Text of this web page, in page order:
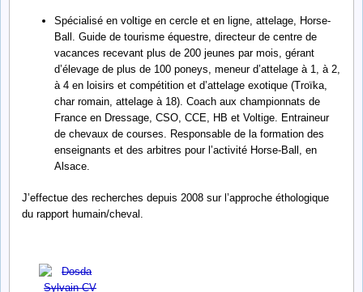
Spécialisé en voltige en cercle et en ligne, attelage, Horse-
Ball. Guide de tourisme équestre, directeur de centre de
vacances recevant plus de 200 jeunes par mois, gérant
d’élevage de plus de 100 poneys, meneur d’attelage à 1, à 2,
à 4 en loisirs et compétition et d’attelage exotique (Troïka,
char romain, attelage à 18). Coach aux championnats de
France en Dressage, CSO, CCE, HB et Voltige. Entraineur
de chevaux de courses. Responsable de la formation des
enseignants et des arbitres pour l’activité Horse-Ball, en
Alsace.
J’effectue des recherches depuis 2008 sur l’approche éthologique
du rapport humain/cheval.